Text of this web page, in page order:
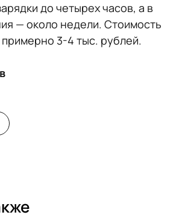
до четырех часов, а в
— около недели. Стоимость
примерно 3-4 тыс. рублей.